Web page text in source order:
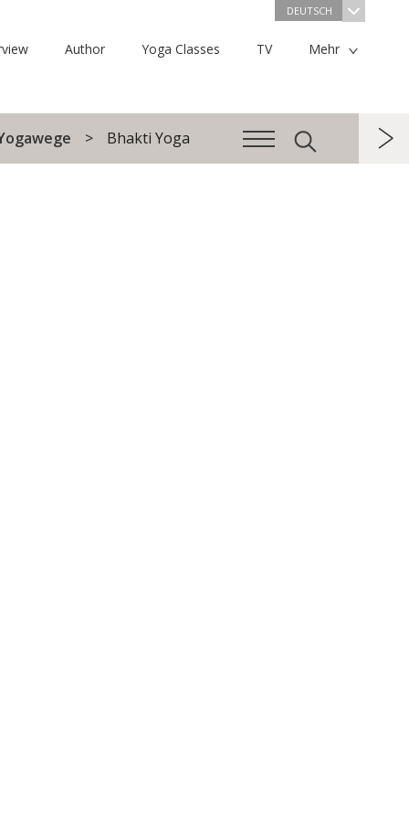
DEUTSCH
Author Yoga Classes TV Mehr
Bhakti Yoga